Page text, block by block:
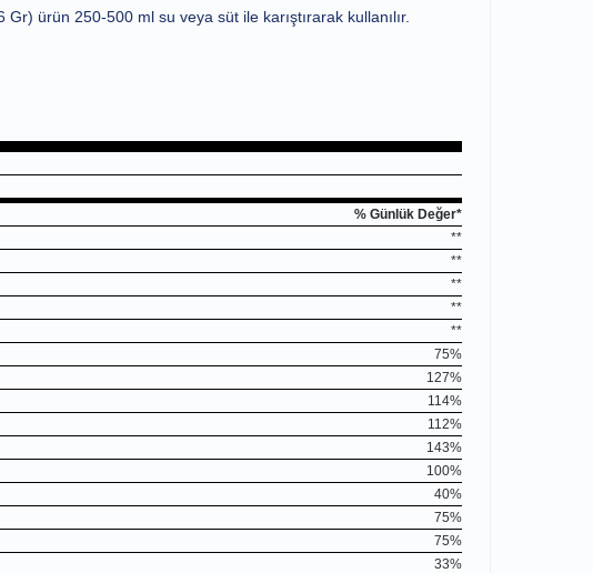
ürün 250-500 ml su veya süt ile karıştırarak kullanılır.
% Günlük Değer*
**
**
**
**
**
75%
127%
114%
112%
143%
100%
40%
75%
75%
33%